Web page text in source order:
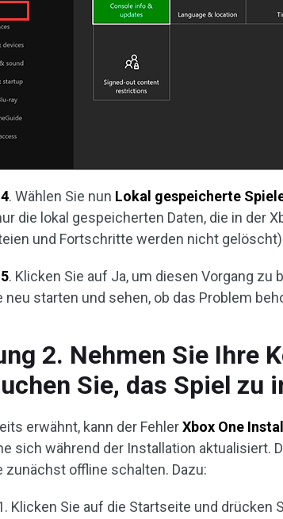
. Wählen Sie nun Lokal gespeicherte
die lokal gespeicherten Daten, die in der
und Fortschritte werden nicht
. Klicken Sie auf Ja, um diesen Vorgang zu
neu starten und sehen, ob das Problem
2. Nehmen Sie Ihre
Sie, das Spiel zu
erwähnt, kann der FehlerXbox One
sich während der Installation aktualisiert.
zunächst offline schalten. Dazu:
Klicken Sie auf die Startseite und drücken